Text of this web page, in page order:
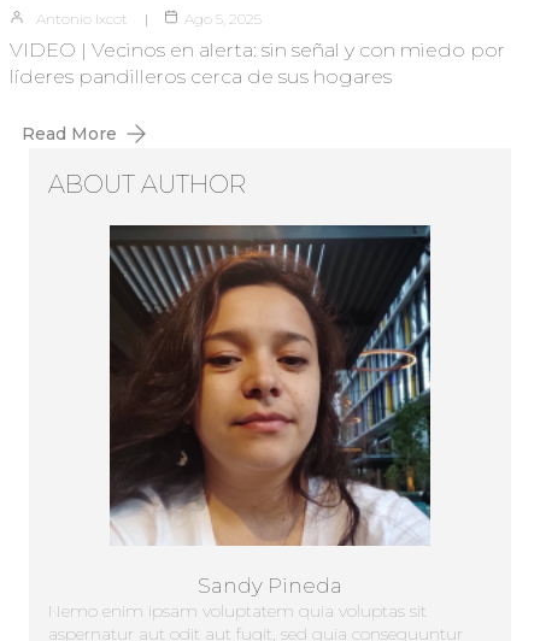
Antonio Ixcot Ago 5, 2025
VIDEO | Vecinos en alerta: sin señal y con miedo por
líderes pandilleros cerca de sus hogares
Read More
ABOUT AUTHOR
Sandy Pineda
Nemo enim ipsam voluptatem quia voluptas sit
aspernatur aut odit aut fugit, sed quia consequuntur